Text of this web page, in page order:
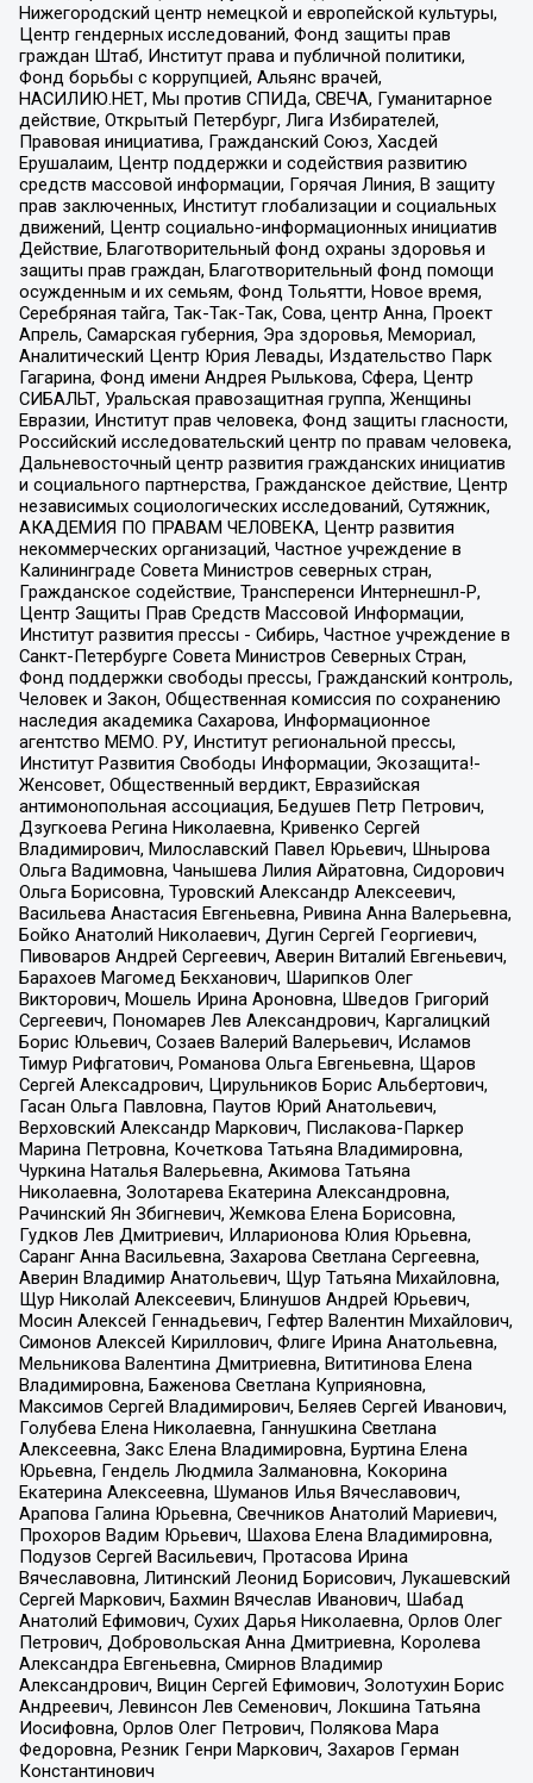
Нижегородский центр немецкой и европейской культуры,
Центр гендерных исследований, Фонд защиты прав
граждан Штаб, Институт права и публичной политики,
Фонд борьбы с коррупцией, Альянс врачей,
НАСИЛИЮ.НЕТ, Мы против СПИДа, СВЕЧА, Гуманитарное
действие, Открытый Петербург, Лига Избирателей,
Правовая инициатива, Гражданский Союз, Хасдей
Ерушалаим, Центр поддержки и содействия развитию
средств массовой информации, Горячая Линия, В защиту
прав заключенных, Институт глобализации и социальных
движений, Центр социально-информационных инициатив
Действие, Благотворительный фонд охраны здоровья и
защиты прав граждан, Благотворительный фонд помощи
осужденным и их семьям, Фонд Тольятти, Новое время,
Серебряная тайга, Так-Так-Так, Сова, центр Анна, Проект
Апрель, Самарская губерния, Эра здоровья, Мемориал,
Аналитический Центр Юрия Левады, Издательство Парк
Гагарина, Фонд имени Андрея Рылькова, Сфера, Центр
СИБАЛЬТ, Уральская правозащитная группа, Женщины
Евразии, Институт прав человека, Фонд защиты гласности,
Российский исследовательский центр по правам человека,
Дальневосточный центр развития гражданских инициатив
и социального партнерства, Гражданское действие, Центр
независимых социологических исследований, Сутяжник,
АКАДЕМИЯ ПО ПРАВАМ ЧЕЛОВЕКА, Центр развития
некоммерческих организаций, Частное учреждение в
Калининграде Совета Министров северных стран,
Гражданское содействие, Трансперенси Интернешнл-Р,
Центр Защиты Прав Средств Массовой Информации,
Институт развития прессы - Сибирь, Частное учреждение в
Санкт-Петербурге Совета Министров Северных Стран,
Фонд поддержки свободы прессы, Гражданский контроль,
Человек и Закон, Общественная комиссия по сохранению
наследия академика Сахарова, Информационное
агентство МЕМО. РУ, Институт региональной прессы,
Институт Развития Свободы Информации, Экозащита!-
Женсовет, Общественный вердикт, Евразийская
антимонопольная ассоциация, Бедушев Петр Петрович,
Дзугкоева Регина Николаевна, Кривенко Сергей
Владимирович, Милославский Павел Юрьевич, Шнырова
Ольга Вадимовна, Чанышева Лилия Айратовна, Сидорович
Ольга Борисовна, Туровский Александр Алексеевич,
Васильева Анастасия Евгеньевна, Ривина Анна Валерьевна,
Бойко Анатолий Николаевич, Дугин Сергей Георгиевич,
Пивоваров Андрей Сергеевич, Аверин Виталий Евгеньевич,
Барахоев Магомед Бекханович, Шарипков Олег
Викторович, Мошель Ирина Ароновна, Шведов Григорий
Сергеевич, Пономарев Лев Александрович, Каргалицкий
Борис Юльевич, Созаев Валерий Валерьевич, Исламов
Тимур Рифгатович, Романова Ольга Евгеньевна, Щаров
Сергей Алексадрович, Цирульников Борис Альбертович,
Гасан Ольга Павловна, Паутов Юрий Анатольевич,
Верховский Александр Маркович, Пислакова-Паркер
Марина Петровна, Кочеткова Татьяна Владимировна,
Чуркина Наталья Валерьевна, Акимова Татьяна
Николаевна, Золотарева Екатерина Александровна,
Рачинский Ян Збигневич, Жемкова Елена Борисовна,
Гудков Лев Дмитриевич, Илларионова Юлия Юрьевна,
Саранг Анна Васильевна, Захарова Светлана Сергеевна,
Аверин Владимир Анатольевич, Щур Татьяна Михайловна,
Щур Николай Алексеевич, Блинушов Андрей Юрьевич,
Мосин Алексей Геннадьевич, Гефтер Валентин Михайлович,
Симонов Алексей Кириллович, Флиге Ирина Анатольевна,
Мельникова Валентина Дмитриевна, Вититинова Елена
Владимировна, Баженова Светлана Куприяновна,
Максимов Сергей Владимирович, Беляев Сергей Иванович,
Голубева Елена Николаевна, Ганнушкина Светлана
Алексеевна, Закс Елена Владимировна, Буртина Елена
Юрьевна, Гендель Людмила Залмановна, Кокорина
Екатерина Алексеевна, Шуманов Илья Вячеславович,
Арапова Галина Юрьевна, Свечников Анатолий Мариевич,
Прохоров Вадим Юрьевич, Шахова Елена Владимировна,
Подузов Сергей Васильевич, Протасова Ирина
Вячеславовна, Литинский Леонид Борисович, Лукашевский
Сергей Маркович, Бахмин Вячеслав Иванович, Шабад
Анатолий Ефимович, Сухих Дарья Николаевна, Орлов Олег
Петрович, Добровольская Анна Дмитриевна, Королева
Александра Евгеньевна, Смирнов Владимир
Александрович, Вицин Сергей Ефимович, Золотухин Борис
Андреевич, Левинсон Лев Семенович, Локшина Татьяна
Иосифовна, Орлов Олег Петрович, Полякова Мара
Федоровна, Резник Генри Маркович, Захаров Герман
Константинович